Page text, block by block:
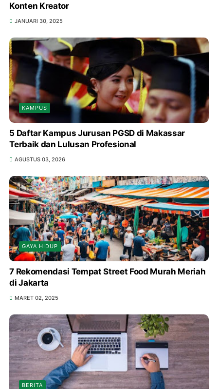
Konten Kreator
JANUARI 30, 2025
KAMPUS
5 Daftar Kampus Jurusan PGSD di Makassar
Terbaik dan Lulusan Profesional
AGUSTUS 03, 2026
GAYA HIDUP
7 Rekomendasi Tempat Street Food Murah Meriah
di Jakarta
MARET 02, 2025
BERITA